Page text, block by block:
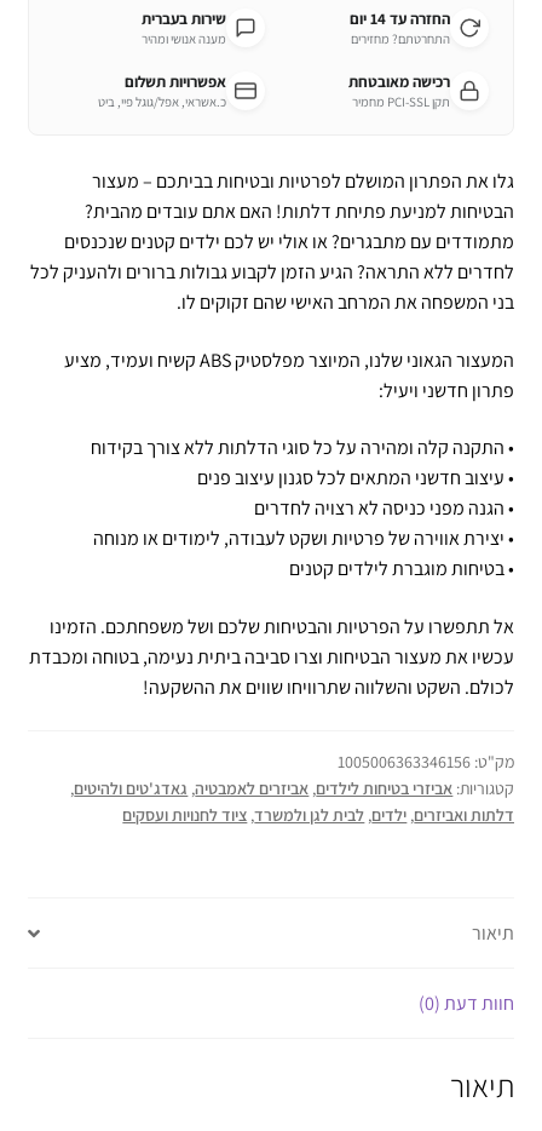
החזרה עד 14 יום
התחרטתם? מחזירים
שירות בעברית
מענה אנושי ומהיר
רכישה מאובטחת
תקן PCI-SSL מחמיר
אפשרויות תשלום
כ.אשראי, אפל/גוגל פיי, ביט
גלו את הפתרון המושלם לפרטיות ובטיחות בביתכם – מעצור
הבטיחות למניעת פתיחת דלתות! האם אתם עובדים מהבית?
מתמודדים עם מתבגרים? או אולי יש לכם ילדים קטנים שנכנסים
לחדרים ללא התראה? הגיע הזמן לקבוע גבולות ברורים ולהעניק לכל
בני המשפחה את המרחב האישי שהם זקוקים לו.
המעצור הגאוני שלנו, המיוצר מפלסטיק ABS קשיח ועמיד, מציע
פתרון חדשני ויעיל:
• התקנה קלה ומהירה על כל סוגי הדלתות ללא צורך בקידוח
• עיצוב חדשני המתאים לכל סגנון עיצוב פנים
• הגנה מפני כניסה לא רצויה לחדרים
• יצירת אווירה של פרטיות ושקט לעבודה, לימודים או מנוחה
• בטיחות מוגברת לילדים קטנים
אל תתפשרו על הפרטיות והבטיחות שלכם ושל משפחתכם. הזמינו
עכשיו את מעצור הבטיחות וצרו סביבה ביתית נעימה, בטוחה ומכבדת
לכולם. השקט והשלווה שתרוויחו שווים את ההשקעה!
מק"ט: 1005006363346156
קטגוריות: אביזרי בטיחות לילדים, אביזרים לאמבטיה, גאדג'טים ולהיטים,
דלתות ואביזרים, ילדים, לבית לגן ולמשרד, ציוד לחנויות ועסקים
תיאור
חוות דעת (0)
תיאור